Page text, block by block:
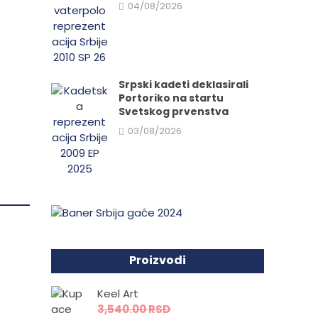
04/08/2026
Srpski kadeti deklasirali
Portoriko na startu
Svetskog prvenstva
03/08/2026
Proizvodi
Keel Art
3,540.00RSD